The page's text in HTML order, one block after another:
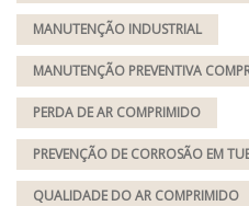
MANUTENÇÃO INDUSTRIAL
MANUTENÇÃO PREVENTIVA
PERDA DE AR COMPRIMIDO
PREVENÇÃO DE CORROSÃO EM
QUALIDADE DO AR COMPRIMIDO